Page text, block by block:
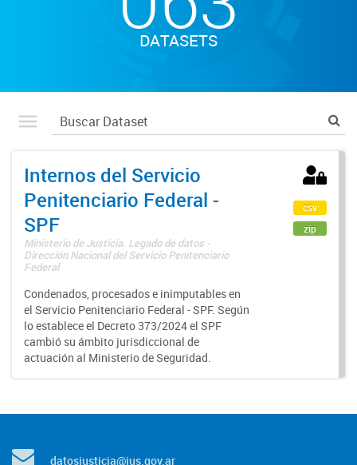
DATASETS
Internos del Servicio
Penitenciario Federal -
SPF
Ministerio de Justicia. Legado de datos -
Dirección Nacional del Servicio Penitenciario
Federal
Condenados, procesados e inimputables en
el Servicio Penitenciario Federal - SPF. Según
lo establece el Decreto 373/2024 el SPF
cambió su ámbito jurisdiccional de
actuación al Ministerio de Seguridad.
csv
zip
datosjusticia@jus.gov.ar